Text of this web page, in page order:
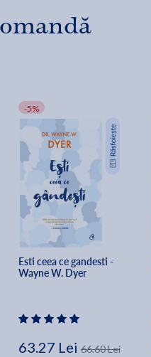
-5%
Esti ceea ce gandesti -
Wayne W. Dyer
63.27 Lei 66.60 Lei